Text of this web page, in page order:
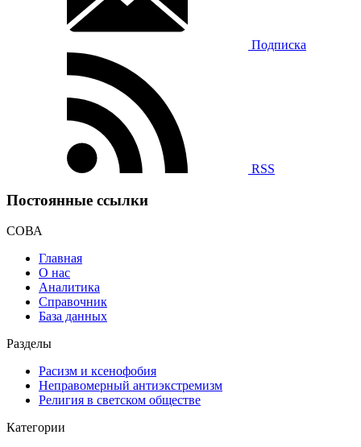
Подписка
RSS
Постоянные ссылки
СОВА
Главная
О нас
Аналитика
Справочник
База данных
Разделы
Расизм и ксенофобия
Неправомерный антиэкстремизм
Религия в светском обществе
Категории